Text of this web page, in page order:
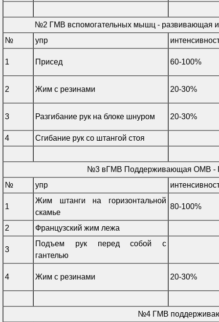
№2 ГМВ вспомогательных мышц - развивающая
№
упр
1 Присед 60-100%
2 Жим с резинами 20-30%
3 Разгибание рук на блоке шнуром 20-30%
4 Сгибание рук со штангой стоя
№3 вГМВ Поддерживающая ОМВ -
№
упр
1
Жим штанги на горизонтальной
скамье
80-100%
2 Французский жим лежа
3
Подъем рук перед собой с
гантелью
4 Жим с резинами 20-30%
№4 ГМВ